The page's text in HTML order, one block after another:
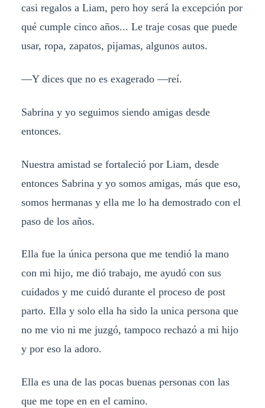
casi regalos a Liam, pero hoy será la excepción por
qué cumple cinco años... Le traje cosas que puede
usar, ropa, zapatos, pijamas, algunos autos.
—Y dices que no es exagerado —reí.
Sabrina y yo seguimos siendo amigas desde
entonces.
Nuestra amistad se fortaleció por Liam, desde
entonces Sabrina y yo somos amigas, más que eso,
somos hermanas y ella me lo ha demostrado con el
paso de los años.
Ella fue la única persona que me tendió la mano
con mi hijo, me dió trabajo, me ayudó con sus
cuidados y me cuidó durante el proceso de post
parto. Ella y solo ella ha sido la unica persona que
no me vio ni me juzgó, tampoco rechazó a mi hijo
y por eso la adoro.
Ella es una de las pocas buenas personas con las
que me tope en en el camino.